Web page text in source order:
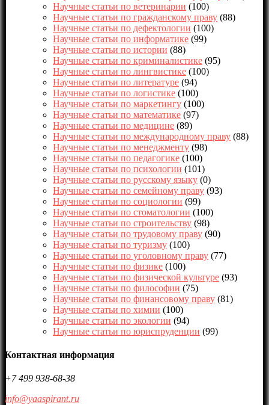
Научные статьи по ветеринарии (100)
Научные статьи по гражданскому праву (88)
Научные статьи по дефектологии (100)
Научные статьи по информатике (99)
Научные статьи по истории (88)
Научные статьи по криминалистике (95)
Научные статьи по лингвистике (100)
Научные статьи по литературе (94)
Научные статьи по логистике (100)
Научные статьи по маркетингу (100)
Научные статьи по математике (97)
Научные статьи по медицине (89)
Научные статьи по международному праву (88)
Научные статьи по менеджменту (98)
Научные статьи по педагогике (100)
Научные статьи по психологии (101)
Научные статьи по русскому языку (0)
Научные статьи по семейному праву (93)
Научные статьи по социологии (99)
Научные статьи по стоматологии (100)
Научные статьи по строительству (98)
Научные статьи по трудовому праву (90)
Научные статьи по туризму (100)
Научные статьи по уголовному праву (77)
Научные статьи по физике (100)
Научные статьи по физической культуре (93)
Научные статьи по философии (75)
Научные статьи по финансовому праву (81)
Научные статьи по химии (100)
Научные статьи по экологии (94)
Научные статьи по юриспруденции (99)
Контактная информация
+7 499 938-68-38
info@yaaspirant.ru